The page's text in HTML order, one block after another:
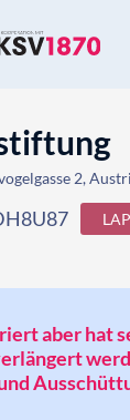
2,
aber hat